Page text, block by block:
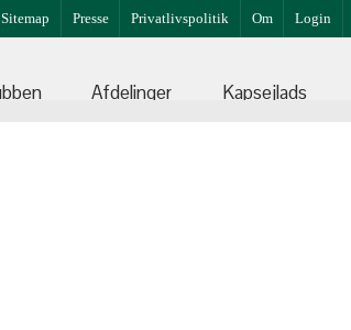
Sitemap Presse Privatlivspolitik Om Login
Afdelinger Kapsejlads